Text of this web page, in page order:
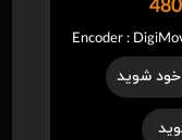
خود شوید
Encoder :